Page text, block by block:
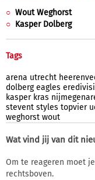
Wout Weghorst
Kasper Dolberg
Tags
arena utrecht
dolberg eagles
kasper kras
stevent styles topvier
weghorst wout
Wat vind jij van dit
Om te reageren moet
rechtsboven.